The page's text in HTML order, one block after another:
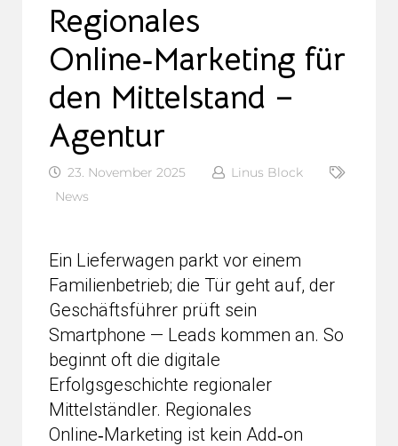
Regionales
Online‑Marketing für
den Mittelstand –
Agentur
23. November 2025
Linus Block
News
Ein Lieferwagen parkt vor einem
Familienbetrieb; die Tür geht auf, der
Geschäftsführer prüft sein
Smartphone — Leads kommen an. So
beginnt oft die digitale
Erfolgsgeschichte regionaler
Mittelständler. Regionales
Online‑Marketing ist kein Add‑on